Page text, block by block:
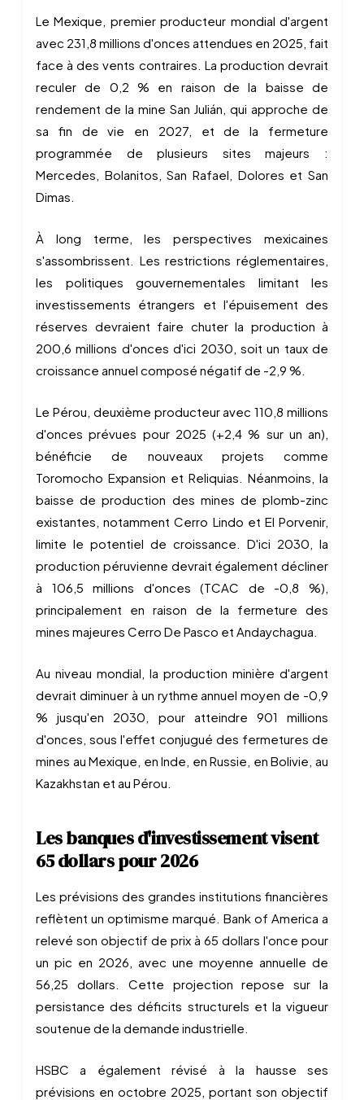
Le Mexique, premier producteur mondial d'argent
avec 231,8 millions d'onces attendues en 2025, fait
face à des vents contraires. La production devrait
reculer de 0,2 % en raison de la baisse de
rendement de la mine San Julián, qui approche de
sa fin de vie en 2027, et de la fermeture
programmée de plusieurs sites majeurs :
Mercedes, Bolanitos, San Rafael, Dolores et San
Dimas.
À long terme, les perspectives mexicaines
s'assombrissent. Les restrictions réglementaires,
les politiques gouvernementales limitant les
investissements étrangers et l'épuisement des
réserves devraient faire chuter la production à
200,6 millions d'onces d'ici 2030, soit un taux de
croissance annuel composé négatif de -2,9 %.
Le Pérou, deuxième producteur avec 110,8 millions
d'onces prévues pour 2025 (+2,4 % sur un an),
bénéficie de nouveaux projets comme
Toromocho Expansion et Reliquias. Néanmoins, la
baisse de production des mines de plomb-zinc
existantes, notamment Cerro Lindo et El Porvenir,
limite le potentiel de croissance. D'ici 2030, la
production péruvienne devrait également décliner
à 106,5 millions d'onces (TCAC de -0,8 %),
principalement en raison de la fermeture des
mines majeures Cerro De Pasco et Andaychagua.
Au niveau mondial, la production minière d'argent
devrait diminuer à un rythme annuel moyen de -0,9
% jusqu'en 2030, pour atteindre 901 millions
d'onces, sous l'effet conjugué des fermetures de
mines au Mexique, en Inde, en Russie, en Bolivie, au
Kazakhstan et au Pérou.
Les banques d'investissement visent
65 dollars pour 2026
Les prévisions des grandes institutions financières
reflètent un optimisme marqué. Bank of America a
relevé son objectif de prix à 65 dollars l'once pour
un pic en 2026, avec une moyenne annuelle de
56,25 dollars. Cette projection repose sur la
persistance des déficits structurels et la vigueur
soutenue de la demande industrielle.
HSBC a également révisé à la hausse ses
prévisions en octobre 2025, portant son objectif